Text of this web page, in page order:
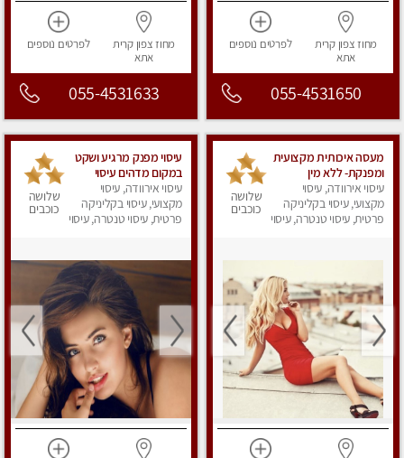
מחוז צפוןקרית
אתא
לפרטים נוספים
055-4531650
מחוז צפוןקרית
אתא
לפרטים נוספים
055-4531633
מעסה איכותית מקצועית
ומפנקת- ללא מין
עיסוי אירוודה, עיסוי
מקצועי, עיסוי בקליניקה
פרטית, עיסוי טנטרה, עיסוי
שלושה
כוכבים
עיסוי מפנק מרגיע ושקט
במקום מדהים עיסוי
מושקע מאוד
עיסוי אירוודה, עיסוי
מקצועי, עיסוי בקליניקה
פרטית, עיסוי טנטרה, עיסוי
שלושה
כוכבים